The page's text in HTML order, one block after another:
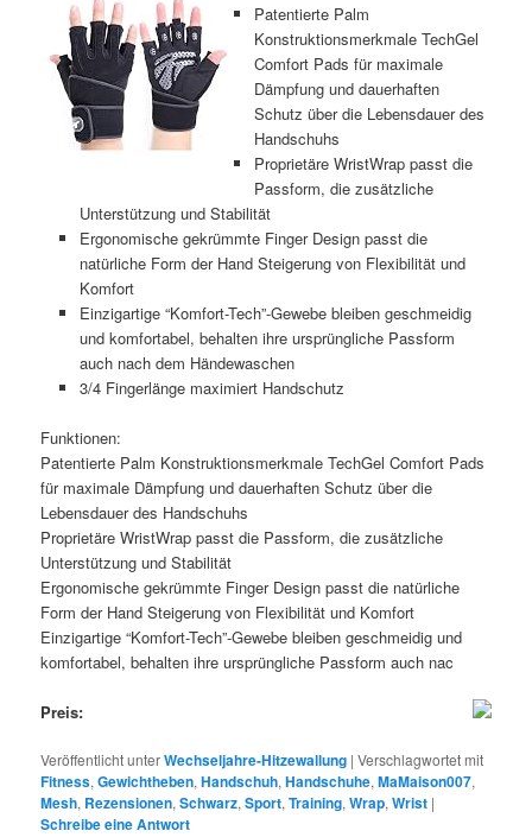
Patentierte Palm
Konstruktionsmerkmale TechGel
Comfort Pads für maximale
Dämpfung und dauerhaften
Schutz über die Lebensdauer des
Handschuhs
Proprietäre WristWrap passt die
Passform, die zusätzliche
Unterstützung und Stabilität
Ergonomische gekrümmte Finger Design passt die
natürliche Form der Hand Steigerung von Flexibilität und
Komfort
Einzigartige “Komfort-Tech”-Gewebe bleiben geschmeidig
und komfortabel, behalten ihre ursprüngliche Passform
auch nach dem Händewaschen
3/4 Fingerlänge maximiert Handschutz
Funktionen:
Patentierte Palm Konstruktionsmerkmale TechGel Comfort Pads
für maximale Dämpfung und dauerhaften Schutz über die
Lebensdauer des Handschuhs
Proprietäre WristWrap passt die Passform, die zusätzliche
Unterstützung und Stabilität
Ergonomische gekrümmte Finger Design passt die natürliche
Form der Hand Steigerung von Flexibilität und Komfort
Einzigartige “Komfort-Tech”-Gewebe bleiben geschmeidig und
komfortabel, behalten ihre ursprüngliche Passform auch nac
Preis:
Veröffentlicht unterWechseljahre-Hitzewallung |Verschlagwortet mit
Fitness,Gewichtheben,Handschuh,Handschuhe,MaMaison007,
Mesh, Rezensionen,Schwarz,Sport,Training,Wrap,Wrist |
Schreibe eine Antwort